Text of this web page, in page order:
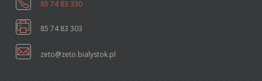
85 74 83 330
85 74 83 303
zeto@zeto.bialystok.pl